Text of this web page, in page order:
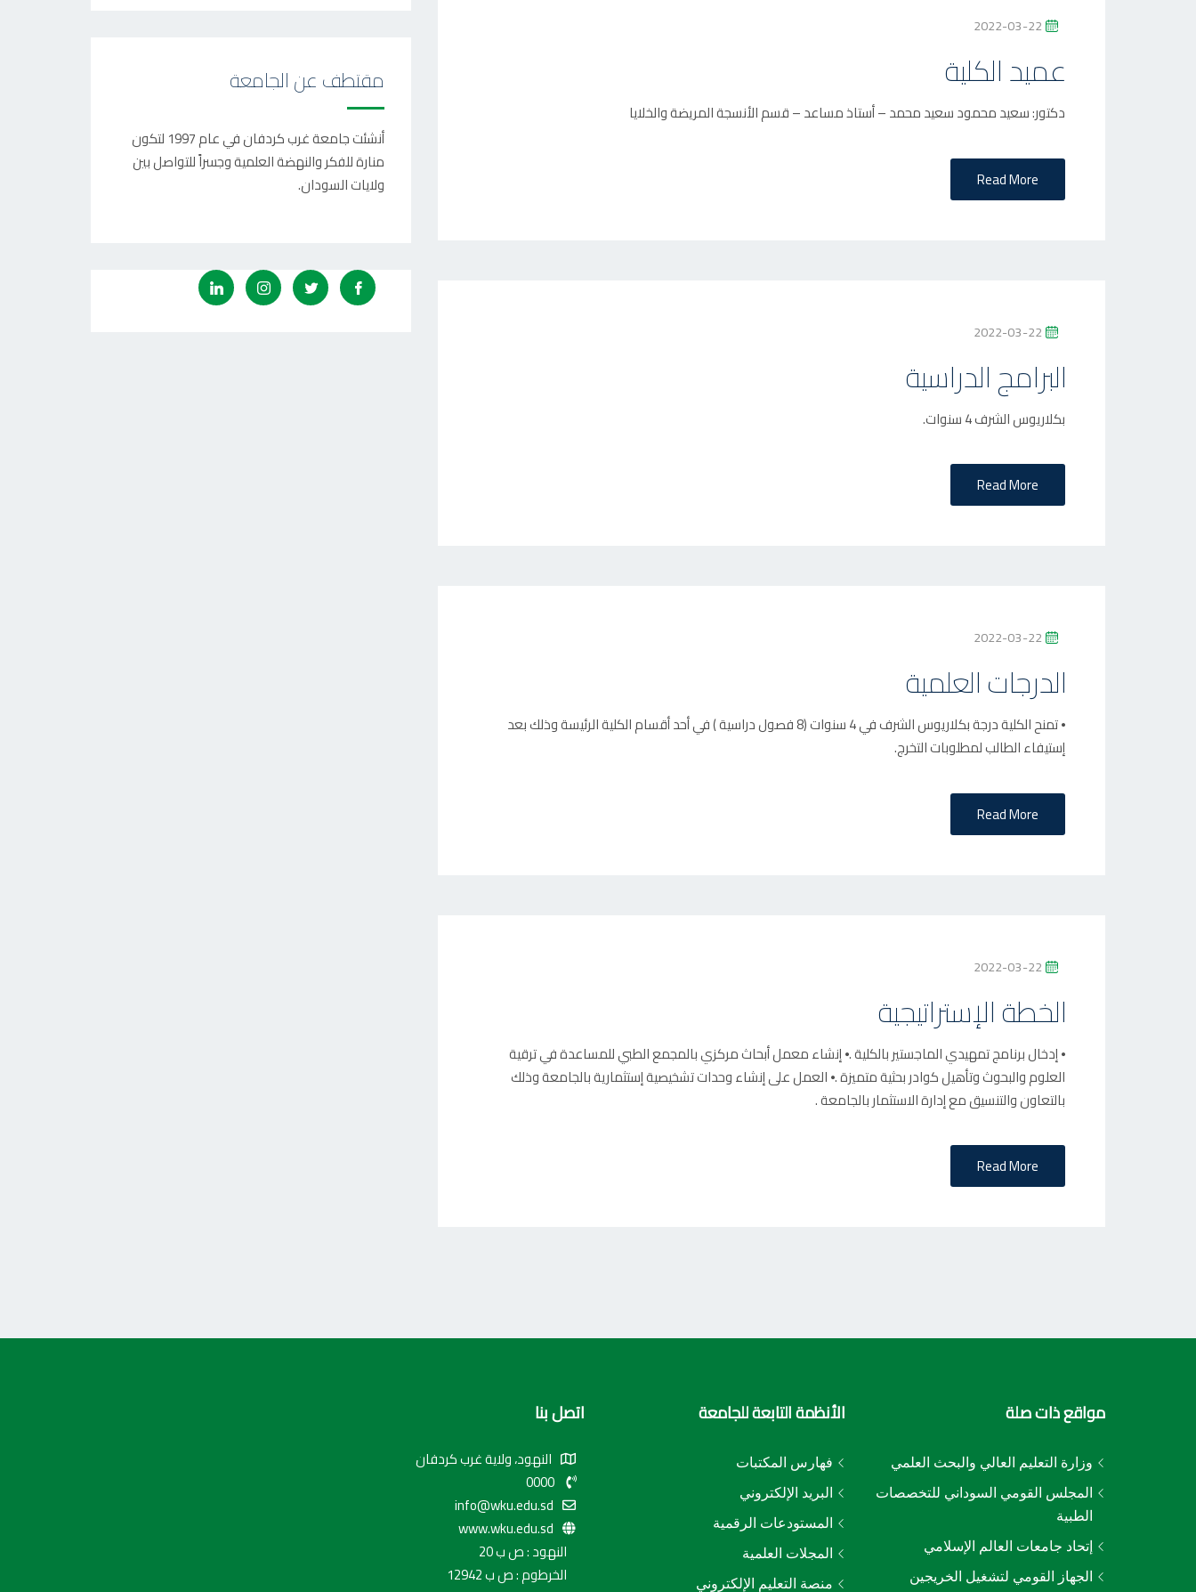
P
S
E
O
N
2022-03-22
عميد الكلية
دكتور: سعيد محمود سعيد محمد – أستاذ مساعد – قسم الأنسجة المريضة والخلايا
Read More
P
T
E
O
N
2022-03-22
البرامج الدراسية
بكلاريوس الشرف 4 سنوات.
Read More
P
S
E
D
N
2022-03-22
الدرجات العلمية
⦁ تمنح الكلية درجة بكلاريوس الشرف في 4 سنوات (8 فصول دراسية ) في أحد أقسام الكلية الرئيسة وذلك بعد
إستيفاء الطالب لمطلوبات التخرج.
Read More
P
S
E
D
O
2022-03-22
الخطة الإستراتيجية
⦁ إدخال برنامج تمهيدي الماجستير بالكلية .⦁ إنشاء معمل أبحاث مركزي بالمجمع الطبي للمساعدة في ترقية
العلوم والبحوث وتأهيل كوادر بحثية متميزة .⦁ العمل على إنشاء وحدات تشخيصية إستثمارية بالجامعة وذلك
بالتعاون والتنسيق مع إدارة الاستثمار بالجامعة .
Read More
مقتطف عن الجامعة
أنشئت جامعة غرب كردفان في عام 1997 لتكون
منارة للفكر والنهضة العلمية وجسراً للتواصل بين
ولايات السودان.
مواقع ذات صلة
وزارة التعليم العالي والبحث العلمي
المجلس القومي السوداني للتخصصات
الطبية
إتحاد جامعات العالم الإسلامي
الجهاز القومي لتشغيل الخريجين
الأنظمة التابعة للجامعة
فهارس المكتبات
البريد الإلكتروني
المستودعات الرقمية
المجلات العلمية
منصة التعليم الإلكتروني
اتصل بنا
النهود، ولاية غرب كردفان
info@wku.edu.sd
www.wku.edu.sd
النهود : ص ب 20
الخرطوم : ص ب 12942